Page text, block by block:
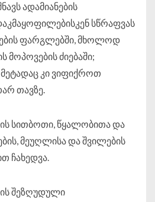
ადამიანების
სწრაფვას
ფარგლებში, მხოლოდ
ძიებაში;
კი ვიფიქროთ
თავზე.
სითბოთი, წყალობითა და
მეუღლისა და შვილების
ჩახედვა.
შეზღუდული